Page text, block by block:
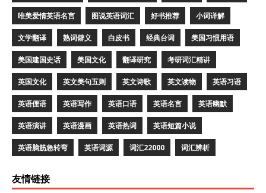
唯美爱情英语名言 图说英语词汇 好书推荐 小词详解
文学翻译 熟词僻义 白皮书 经典台词 美国习惯用语
美国建国史话 美国文化 翻译研究 考研词汇精讲
英国文化 英文美句五则 英文诗歌 英文读物 英语习语
英语俚语 英语写作 英语口语 英语名言 英语幽默
英语演讲 英语漫画 英语热词 英语短篇小说
英语脑筋急转弯 英语词源 词汇22000 词汇辨析
友情链接